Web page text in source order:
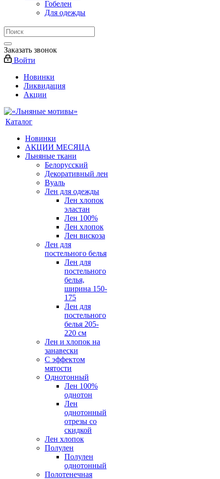
Гобелен
Для одежды
Заказать звонок
Войти
Новинки
Ликвидация
Акции
Каталог
Новинки
АКЦИИ МЕСЯЦА
Льняные ткани
Белорусский
Декоративный лен
Вуаль
Лен для одежды
Лен хлопок
эластан
Лен 100%
Лен хлопок
Лен вискоза
Лен для
постельного белья
Лен для
постельного
белья,
ширина 150-
175
Лен для
постельного
белья 205-
220 см
Лен и хлопок на
занавески
С эффектом
мятости
Однотонный
Лен 100%
однотон
Лен
однотонный
отрезы со
скидкой
Лен хлопок
Полулен
Полулен
однотонный
Полотенечная